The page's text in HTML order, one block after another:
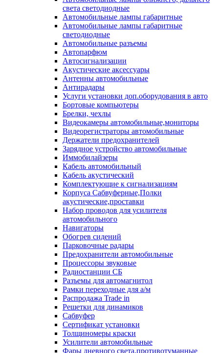
света светодиодные
Автомобильные лампы габаритные
Автомобильные лампы габаритные
светодиодные
Автомобильные разъемы
Автопарфюм
Автосигнализации
Акустические аксессуары
Антенны автомобильные
Антирадары
Услуги установки доп.оборудования в авто
Бортовые компьютеры
Брелки, чехлы
Видеокамеры автомобильные,мониторы
Видеорегистраторы автомобильные
Держатели предохранителей
Зарядное устройство автомобильные
Иммобилайзеры
Кабель автомобильный
Кабель акустический
Комплектующие к сигнализациям
Корпуса Сабвуферные,Полки
акустические,проставки
Набор проводов для усилителя
автомобильного
Навигаторы
Обогрев сидений
Парковочные радары
Предохранители автомобильные
Процессоры звуковые
Радиостанции СБ
Разъемы для автомагнитол
Рамки переходные для а/м
Распродажа Trade in
Решетки для динамиков
Сабвуфер
Сертификат установки
Толщиномеры краски
Усилители автомобильные
Фары дневного света,противотуманные